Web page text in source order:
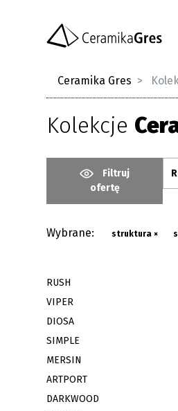
Ceramika Gres
Kolekcje
Filtruj
ofertę
Wybrane: struktura ×
RUSH
VIPER
DIOSA
SIMPLE
MERSIN
ARTPORT
DARKWOOD